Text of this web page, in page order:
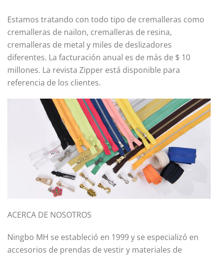
Estamos tratando con todo tipo de cremalleras como
cremalleras de nailon, cremalleras de resina,
cremalleras de metal y miles de deslizadores
diferentes. La facturación anual es de más de $ 10
millones. La revista Zipper está disponible para
referencia de los clientes.
ACERCA DE NOSOTROS
Ningbo MH se estableció en 1999 y se especializó en
accesorios de prendas de vestir y materiales de